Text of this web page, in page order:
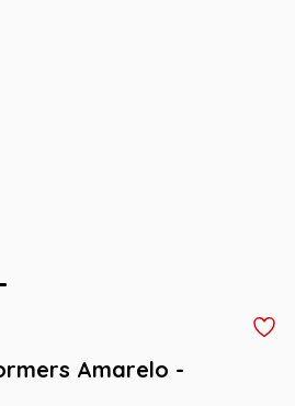
Amarelo -